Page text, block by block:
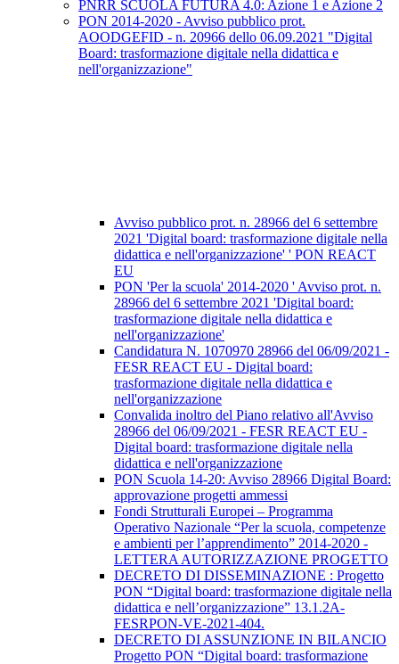
PNRR SCUOLA FUTURA 4.0: Azione 1 e Azione 2
PON 2014-2020 - Avviso pubblico prot.
AOODGEFID - n. 20966 dello 06.09.2021 "Digital
Board: trasformazione digitale nella didattica e
nell'organizzazione"
Avviso pubblico prot. n. 28966 del 6 settembre
2021 'Digital board: trasformazione digitale nella
didattica e nell'organizzazione' ' PON REACT
EU
PON 'Per la scuola' 2014-2020 ' Avviso prot. n.
28966 del 6 settembre 2021 'Digital board:
trasformazione digitale nella didattica e
nell'organizzazione'
Candidatura N. 1070970 28966 del 06/09/2021 -
FESR REACT EU - Digital board:
trasformazione digitale nella didattica e
nell'organizzazione
Convalida inoltro del Piano relativo all'Avviso
28966 del 06/09/2021 - FESR REACT EU -
Digital board: trasformazione digitale nella
didattica e nell'organizzazione
PON Scuola 14-20: Avviso 28966 Digital Board:
approvazione progetti ammessi
Fondi Strutturali Europei – Programma
Operativo Nazionale “Per la scuola, competenze
e ambienti per l’apprendimento” 2014-2020 -
LETTERA AUTORIZZAZIONE PROGETTO
DECRETO DI DISSEMINAZIONE : Progetto
PON “Digital board: trasformazione digitale nella
didattica e nell’organizzazione” 13.1.2A-
FESRPON-VE-2021-404.
DECRETO DI ASSUNZIONE IN BILANCIO
Progetto PON “Digital board: trasformazione